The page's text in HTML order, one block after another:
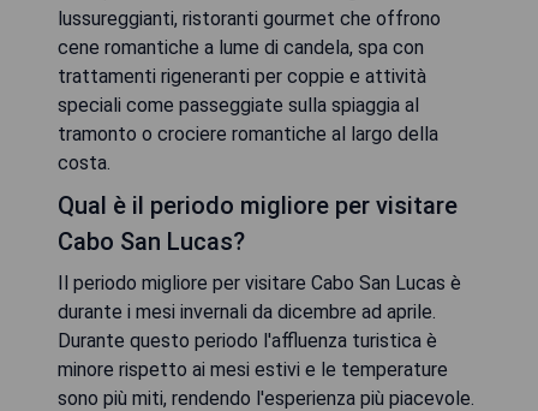
lussureggianti, ristoranti gourmet che offrono
cene romantiche a lume di candela, spa con
trattamenti rigeneranti per coppie e attività
speciali come passeggiate sulla spiaggia al
tramonto o crociere romantiche al largo della
costa.
Qual è il periodo migliore per visitare
Cabo San Lucas?
Il periodo migliore per visitare Cabo San Lucas è
durante i mesi invernali da dicembre ad aprile.
Durante questo periodo l'affluenza turistica è
minore rispetto ai mesi estivi e le temperature
sono più miti, rendendo l'esperienza più piacevole.